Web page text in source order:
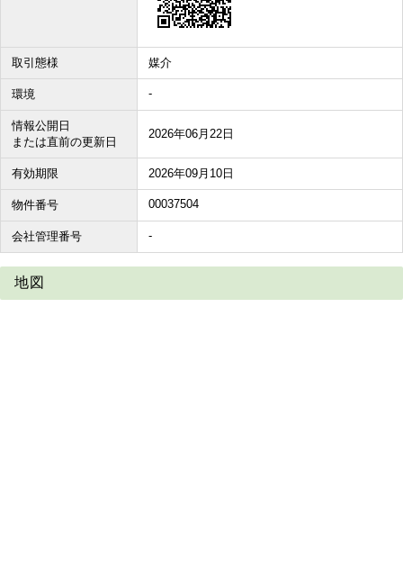
取引態様 媒介
環境 -
情報公開日
または直前の更新日
2026年06月22日
有効期限 2026年09月10日
物件番号 00037504
会社管理番号 -
地図